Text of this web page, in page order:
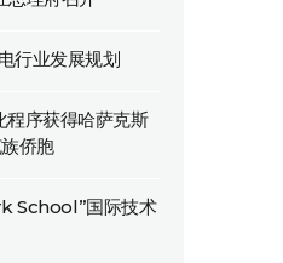
行业发展规划
程序获得哈萨克斯
侨胞
School”国际技术